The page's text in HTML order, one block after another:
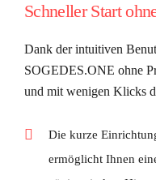
Schneller Start
Dank der intuitiven
SOGEDES.ONE ohne
und mit wenigen Klicks
Die kurze
ermöglicht Ihnen